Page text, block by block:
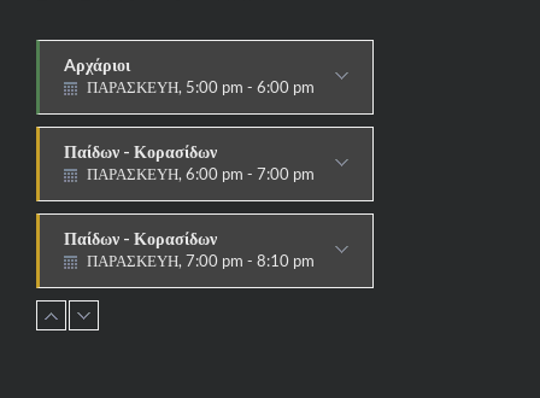
Aρχάριοι
ΠΑΡΑΣΚΕΥΗ, 5:00 pm - 6:00 pm
Παίδων - Κορασίδων
ΠΑΡΑΣΚΕΥΗ, 6:00 pm - 7:00 pm
Παίδων - Κορασίδων
ΠΑΡΑΣΚΕΥΗ, 7:00 pm - 8:10 pm
Εφήβων - Νεανίδων